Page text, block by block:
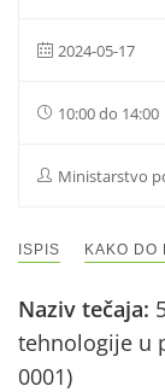
2024-05-17
10:00 do 14:00
Ministarstvo
ISPIS KAKO DO
Naziv tečaja:
tehnologije u
0001)